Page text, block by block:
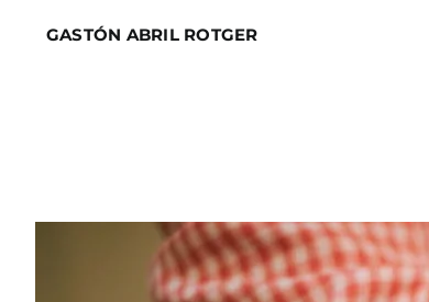
GASTÓN ABRIL ROTGER